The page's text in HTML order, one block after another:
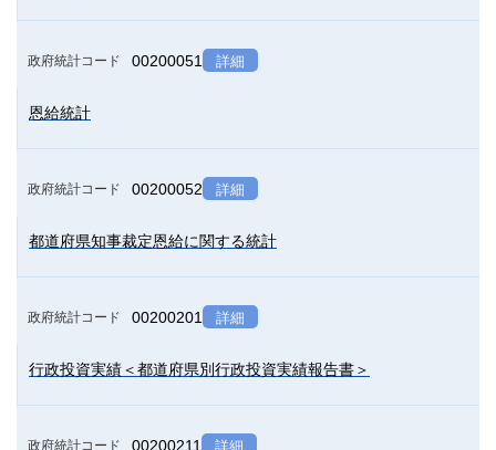
政府統計コード 00200051 詳細
恩給統計
政府統計コード 00200052 詳細
都道府県知事裁定恩給に関する統計
政府統計コード 00200201 詳細
行政投資実績＜都道府県別行政投資実績報告書＞
政府統計コード 00200211 詳細